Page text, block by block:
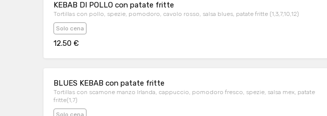
KEBAB DI POLLO con patate fritte
Tortillas con pollo, spezie, pomodoro, cavolo rosso, salsa blues, patate fritte (1,3,7,10,12)
Solo cena
12.50 €
BLUES KEBAB con patate fritte
Tortillas con scamone manzo Irlanda, cappuccio, pomodoro fresco, spezie, salsa mex, patate
fritte(1,7)
Solo cena